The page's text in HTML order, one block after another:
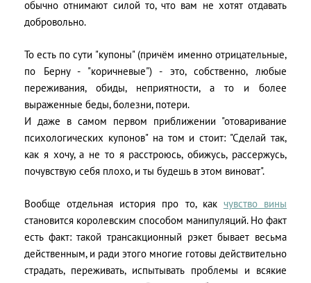
обычно отнимают силой то, что вам не хотят отдавать
добровольно.
То есть по сути "купоны" (причём именно отрицательные,
по Берну - "коричневые") - это, собственно, любые
переживания, обиды, неприятности, а то и более
выраженные беды, болезни, потери.
И даже в самом первом приближении "отоваривание
психологических купонов" на том и стоит: "Сделай так,
как я хочу, а не то я расстроюсь, обижусь, рассержусь,
почувствую себя плохо, и ты будешь в этом виноват".
Вообще отдельная история про то, как чувство вины
становится королевским способом манипуляций. Но факт
есть факт: такой трансакционный рэкет бывает весьма
действенным, и ради этого многие готовы действительно
страдать, переживать, испытывать проблемы и всякие